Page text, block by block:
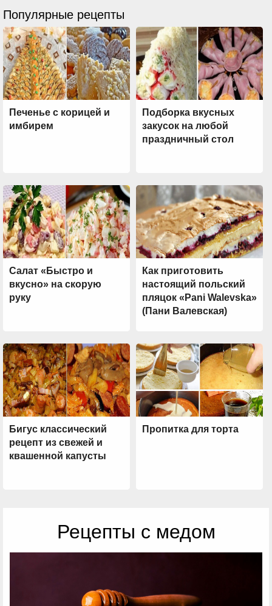
Популярные рецепты
Печенье с корицей и
имбирем
Подборка вкусных
закусок на любой
праздничный стол
Салат «Быстро и
вкусно» на скорую
руку
Как приготовить
настоящий польский
пляцок «Pani Walevska»
(Пани Валевская)
Бигус классический
рецепт из свежей и
квашенной капусты
Пропитка для торта
Рецепты с медом